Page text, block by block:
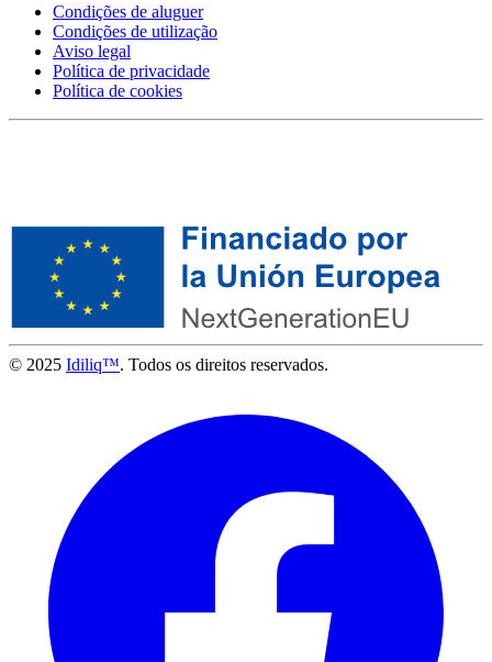
Condições de aluguer
Condições de utilização
Aviso legal
Política de privacidade
Política de cookies
© 2025 Idiliq™. Todos os direitos reservados.